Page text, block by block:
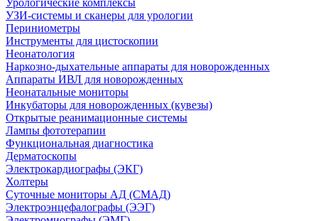
Урологические комплексы
УЗИ-системы и сканеры для урологии
Периниометры
Инструменты для цистоскопии
Неонатология
Наркозно-дыхательные аппараты для новорожденных
Аппараты ИВЛ для новорожденных
Неонатальные мониторы
Инкубаторы для новорожденных (кувезы)
Открытые реанимационные системы
Лампы фототерапии
Функциональная диагностика
Дерматоскопы
Электрокардиографы (ЭКГ)
Холтеры
Суточные мониторы АД (СМАД)
Электроэнцефалографы (ЭЭГ)